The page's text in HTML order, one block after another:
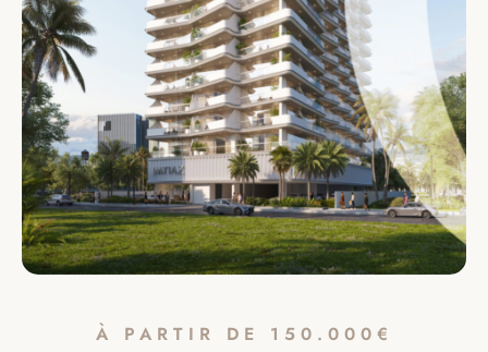
À PARTIR DE 150.000€